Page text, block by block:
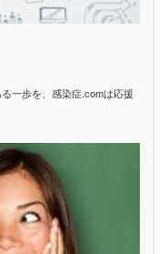
一歩を、感染症.comは応援